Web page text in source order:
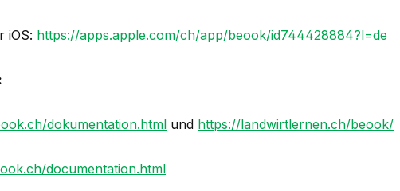
iOS: https://apps.apple.com/ch/app/beook/id744428884?l=de
dokumentation.html und https://landwirtlernen.ch/beook/
documentation.html